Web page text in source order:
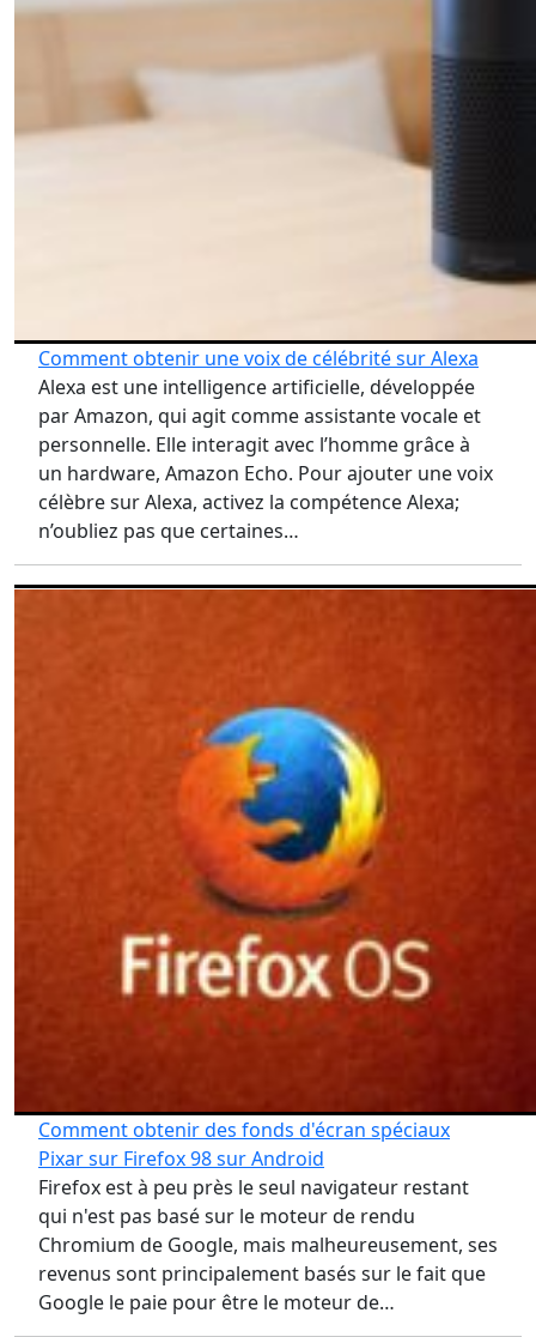
Comment obtenir une voix de célébrité sur Alexa
Alexa est une intelligence artificielle, développée
par Amazon, qui agit comme assistante vocale et
personnelle. Elle interagit avec l’homme grâce à
un hardware, Amazon Echo. Pour ajouter une voix
célèbre sur Alexa, activez la compétence Alexa;
n’oubliez pas que certaines…
Comment obtenir des fonds d'écran spéciaux
Pixar sur Firefox 98 sur Android
Firefox est à peu près le seul navigateur restant
qui n'est pas basé sur le moteur de rendu
Chromium de Google, mais malheureusement, ses
revenus sont principalement basés sur le fait que
Google le paie pour être le moteur de…